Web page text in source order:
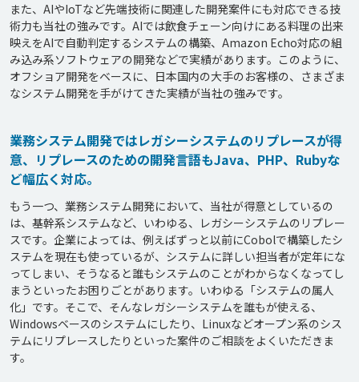
また、AIやIoTなど先端技術に関連した開発案件にも対応できる技
術力も当社の強みです。AIでは飲食チェーン向けにある料理の出来
映えをAIで自動判定するシステムの構築、Amazon Echo対応の組
み込み系ソフトウェアの開発などで実績があります。このように、
オフショア開発をベースに、日本国内の大手のお客様の、さまざま
なシステム開発を手がけてきた実績が当社の強みです。
業務システム開発ではレガシーシステムのリプレースが得
意、リプレースのための開発言語もJava、PHP、Rubyな
ど幅広く対応。
もう一つ、業務システム開発において、当社が得意としているの
は、基幹系システムなど、いわゆる、レガシーシステムのリプレー
スです。企業によっては、例えばずっと以前にCobolで構築したシ
ステムを現在も使っているが、システムに詳しい担当者が定年にな
ってしまい、そうなると誰もシステムのことがわからなくなってし
まうといったお困りごとがあります。いわゆる「システムの属人
化」です。そこで、そんなレガシーシステムを誰もが使える、
Windowsベースのシステムにしたり、Linuxなどオープン系のシス
テムにリプレースしたりといった案件のご相談をよくいただきま
す。